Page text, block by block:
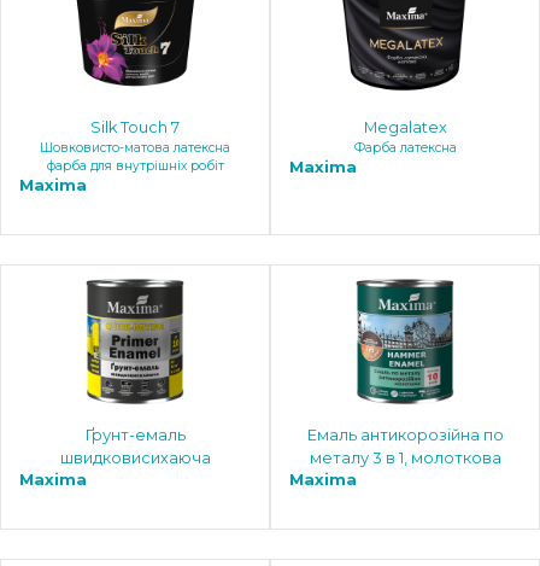
Silk Touch 7
Шовковисто-матова латексна
фарба для внутрішніх робіт
Maxima
Megalatex
Фарба латексна
Maxima
Ґрунт-емаль
швидковисихаюча
Maxima
Емаль антикорозійна по
металу 3 в 1, молоткова
Maxima